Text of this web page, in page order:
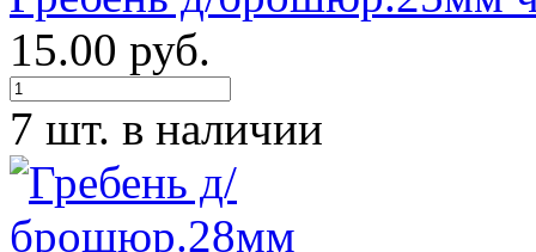
15.00 руб.
7 шт. в наличии